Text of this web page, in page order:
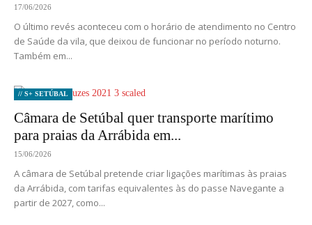
17/06/2026
O último revés aconteceu com o horário de atendimento no Centro
de Saúde da vila, que deixou de funcionar no período noturno.
Também em...
// S+ SETÚBAL
Câmara de Setúbal quer transporte marítimo
para praias da Arrábida em...
15/06/2026
A câmara de Setúbal pretende criar ligações marítimas às praias
da Arrábida, com tarifas equivalentes às do passe Navegante a
partir de 2027, como...